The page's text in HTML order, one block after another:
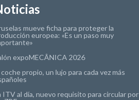
mueve ficha para proteger la
europea: «Es un paso muy
expoMECÂNICA 2026
coche propio, un lujo para cada vez más
ITV al día, nuevo requisito para circular por